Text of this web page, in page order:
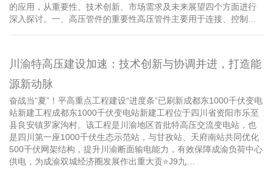
的应用，从重要性、技术创新、市场需求及未来展望四个方面进行
深入探讨。一、高压管件的重要性高压管件主要用于连接、控制…
川渝特高压建设加速：技术创新与协调并进，打造能
源新动脉
奋战当“夏”！平高重点工程建设“进度条”已刷新成都东1000千伏变电
站新建工程成都东1000千伏变电站新建工程位于四川省资阳市乐至
县良安镇罗家沟村。该工程是川渝地区首批特高压交流变电站，也
是四川第一座1000千伏生态示范站，与甘孜站、天府南站共同优化
500千伏网架结构，提升川渝断面输电能力，有效保障成渝负荷中心
供电，为成渝双城经济圈发展作出重大贡⭐️J9九…